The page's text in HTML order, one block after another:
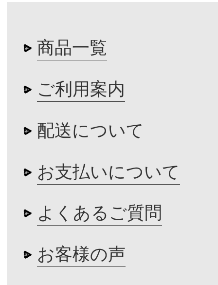
商品一覧
ご利用案内
配送について
お支払いについて
よくあるご質問
お客様の声